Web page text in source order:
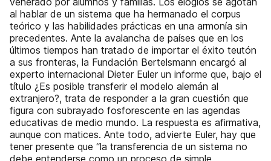
al hablar de un sistema que ha hermanado el corpus
teórico y las habilidades prácticas en una armonía sin
precedentes. Ante la avalancha de países que en los
últimos tiempos han tratado de importar el éxito teutón
a sus fronteras, la Fundación Bertelsmann encargó al
experto internacional Dieter Euler un informe que, bajo el
título ¿Es posible transferir el modelo alemán al
extranjero?, trata de responder a la gran cuestión que
figura con subrayado fosforescente en las agendas
educativas de medio mundo. La respuesta es afirmativa,
aunque con matices. Ante todo, advierte Euler, hay que
tener presente que “la transferencia de un sistema no
debe entenderse como un proceso de simple